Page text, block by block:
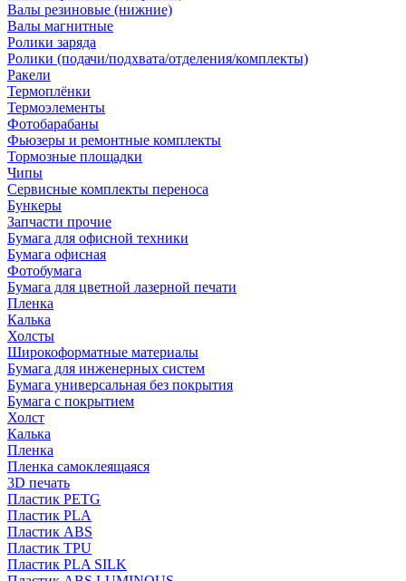
Валы резиновые (нижние)
Валы магнитные
Ролики заряда
Ролики (подачи/подхвата/отделения/комплекты)
Ракели
Термоплёнки
Термоэлементы
Фотобарабаны
Фьюзеры и ремонтные комплекты
Тормозные площадки
Чипы
Сервисные комплекты переноса
Бункеры
Запчасти прочие
Бумага для офисной техники
Бумага офисная
Фотобумага
Бумага для цветной лазерной печати
Пленка
Калька
Холсты
Широкоформатные материалы
Бумага для инженерных систем
Бумага универсальная без покрытия
Бумага с покрытием
Холст
Калька
Пленка
Пленка самоклеящаяся
3D печать
Пластик PETG
Пластик PLA
Пластик ABS
Пластик TPU
Пластик PLA SILK